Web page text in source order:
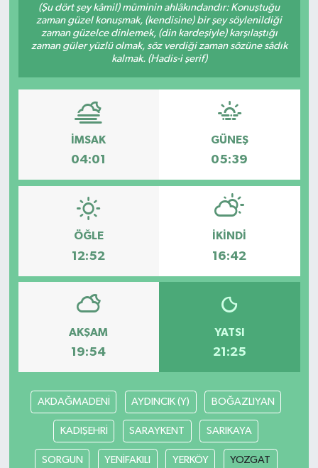
(Şu dört şey kâmil) müminin ahlâkındandır: Konuştuğu
zaman güzel konuşmak, (kendisine) bir şey söylenildiği
zaman güzelce dinlemek, (din kardeşiyle) karşılaştığı
zaman güler yüzlü olmak, söz verdiği zaman sözüne sâdık
kalmak. (Hadis-i şerif)
İMSAK
04:01
GÜNEŞ
05:39
ÖĞLE
12:52
İKINDI
16:42
AKŞAM
19:54
YATSI
21:25
AKDAĞMADENİ AYDINCIK (Y) BOĞAZLIYAN
KADIŞEHRİ SARAYKENT SARIKAYA
SORGUN YENİFAKILI YERKÖY YOZGAT